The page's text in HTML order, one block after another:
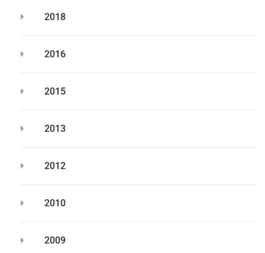
2018
2016
2015
2013
2012
2010
2009